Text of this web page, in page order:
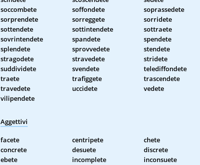
soccombete
soffondete soprassedete
sorprendete
sorreggete sorridete
sottendete
sottintendete sottraete
sovrintendete
spandete spendete
splendete
sprovvedete stendete
stragodete
stravedete stridete
suddividete
svendete telediffondete
traete
trafiggete trascendete
travedete
uccidete vedete
vilipendete
Aggettivi
facete centripete chete
concrete
desuete discrete
ebete
incomplete inconsuete